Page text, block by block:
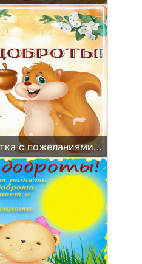
Новогодняя открытка с пожеланиями добра и стихами.